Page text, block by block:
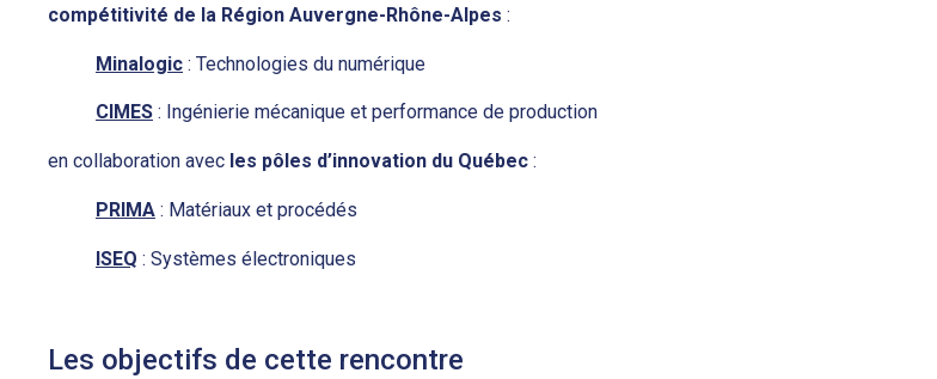
compétitivité de la Région Auvergne-Rhône-Alpes :
Minalogic : Technologies du numérique
CIMES : Ingénierie mécanique et performance de production
en collaboration avec les pôles d’innovation du Québec :
PRIMA : Matériaux et procédés
ISEQ : Systèmes électroniques
Les objectifs de cette rencontre